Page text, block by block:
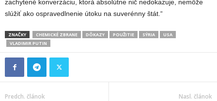
zachytené konverzáciu, ktorá absolútne nič nedokazuje, nemôže
slúžiť ako ospravedlnenie útoku na suverénny štát.“
ZNAČKY CHEMICKÉ ZBRANE DÔKAZY POUŽITIE SÝRIA
USA
VLADIMIR PUTIN
Predch. článok Nasl. článok